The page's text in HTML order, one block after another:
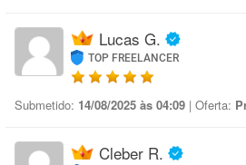
Lucas G.
TOP FREELANCER
Submetido: 14/08/2025 às 04:09 | Oferta:
Cleber R.